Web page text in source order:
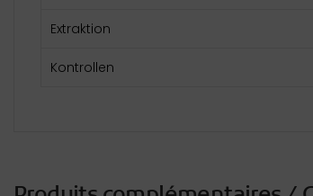
Extraktion
Kontrollen